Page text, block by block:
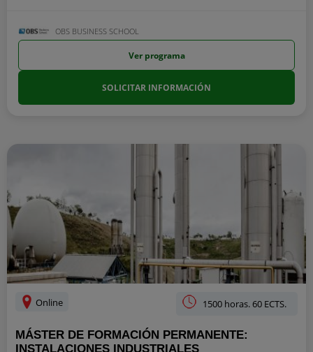
OBS BUSINESS SCHOOL
Ver programa
SOLICITAR INFORMACIÓN
Online 1500 horas. 60 ECTS.
MÁSTER DE FORMACIÓN PERMANENTE:
INSTALACIONES INDUSTRIALES